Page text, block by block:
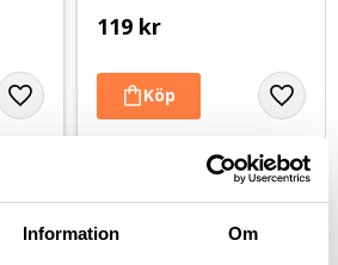
Information Om
119 kr